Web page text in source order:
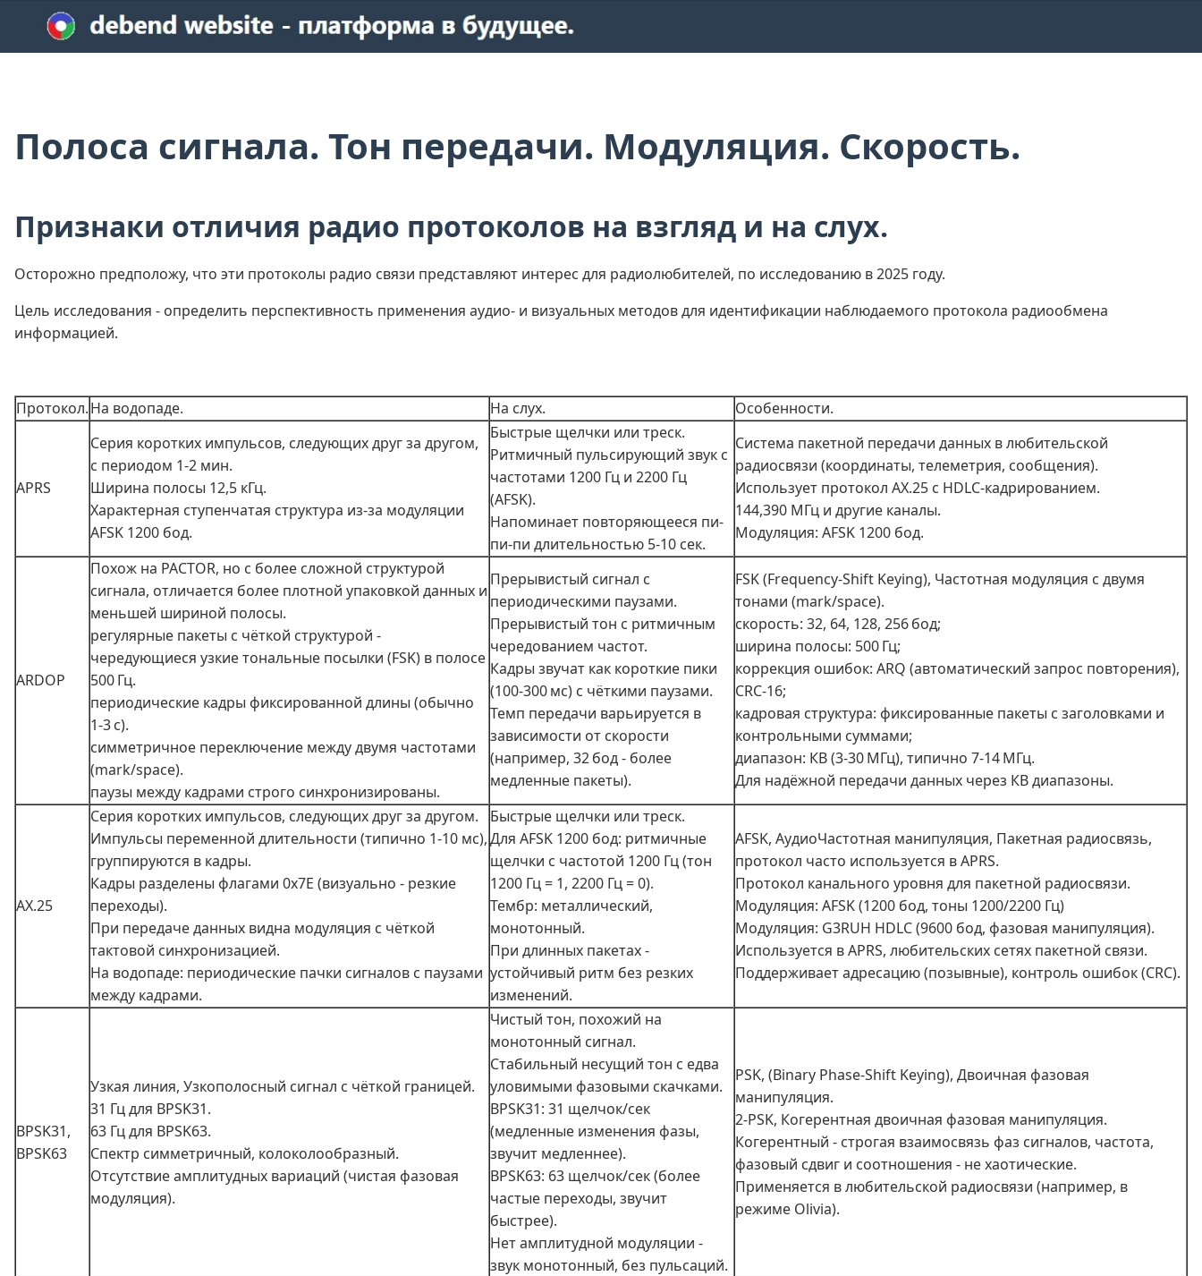
Полоса сигнала. Тон передачи. Модуляция. Скорость.
Признаки отличия радио протоколов на взгляд и на слух.
Осторожно предположу, что эти протоколы радио связи представляют интерес для радиолюбителей, по исследованию в 2025 году.
Цель исследования - определить перспективность применения аудио- и визуальных методов для идентификации наблюдаемого протокола радиообмена
информацией.
Протокол.На водопаде. На слух. Особенности.
APRS
Серия коротких импульсов, следующих друг за другом,
с периодом 1-2 мин.
Ширина полосы 12,5 кГц.
Характерная ступенчатая структура из-за модуляции
AFSK 1200 бод.
Быстрые щелчки или треск.
Ритмичный пульсирующий звук с
частотами 1200 Гц и 2200 Гц
(AFSK).
Напоминает повторяющееся пи-
пи-пи длительностью 5-10 сек.
Система пакетной передачи данных в любительской
радиосвязи (координаты, телеметрия, сообщения).
Использует протокол AX.25 с HDLC-кадрированием.
144,390 МГц и другие каналы.
Модуляция: AFSK 1200 бод.
ARDOP
Похож на PACTOR, но с более сложной структурой
сигнала, отличается более плотной упаковкой данных и
меньшей шириной полосы.
регулярные пакеты с чёткой структурой -
чередующиеся узкие тональные посылки (FSK) в полосе
500 Гц.
периодические кадры фиксированной длины (обычно
1-3 с).
симметричное переключение между двумя частотами
(mark/space).
паузы между кадрами строго синхронизированы.
Прерывистый сигнал с
периодическими паузами.
Прерывистый тон с ритмичным
чередованием частот.
Кадры звучат как короткие пики
(100-300 мс) с чёткими паузами.
Темп передачи варьируется в
зависимости от скорости
(например, 32 бод - более
медленные пакеты).
FSK (Frequency-Shift Keying), Частотная модуляция с двумя
тонами (mark/space).
скорость: 32, 64, 128, 256 бод;
ширина полосы: 500 Гц;
коррекция ошибок: ARQ (автоматический запрос повторения),
CRC-16;
кадровая структура: фиксированные пакеты с заголовками и
контрольными суммами;
диапазон: КВ (3-30 МГц), типично 7-14 МГц.
Для надёжной передачи данных через КВ диапазоны.
AX.25
Серия коротких импульсов, следующих друг за другом.
Импульсы переменной длительности (типично 1-10 мс),
группируются в кадры.
Кадры разделены флагами 0x7E (визуально - резкие
переходы).
При передаче данных видна модуляция с чёткой
тактовой синхронизацией.
На водопаде: периодические пачки сигналов с паузами
между кадрами.
Быстрые щелчки или треск.
Для AFSK 1200 бод: ритмичные
щелчки с частотой 1200 Гц (тон
1200 Гц = 1, 2200 Гц = 0).
Тембр: металлический,
монотонный.
При длинных пакетах -
устойчивый ритм без резких
изменений.
AFSK, АудиоЧастотная манипуляция, Пакетная радиосвязь,
протокол часто используется в APRS.
Протокол канального уровня для пакетной радиосвязи.
Модуляция: AFSK (1200 бод, тоны 1200/2200 Гц)
Модуляция: G3RUH HDLC (9600 бод, фазовая манипуляция).
Используется в APRS, любительских сетях пакетной связи.
Поддерживает адресацию (позывные), контроль ошибок (CRC).
BPSK31,
BPSK63
Узкая линия, Узкополосный сигнал с чёткой границей.
31 Гц для BPSK31.
63 Гц для BPSK63.
Спектр симметричный, колоколообразный.
Отсутствие амплитудных вариаций (чистая фазовая
модуляция).
Чистый тон, похожий на
монотонный сигнал.
Стабильный несущий тон с едва
уловимыми фазовыми скачками.
BPSK31: 31 щелчок/сек
(медленные изменения фазы,
звучит медленнее).
BPSK63: 63 щелчок/сек (более
частые переходы, звучит
быстрее).
Нет амплитудной модуляции -
звук монотонный, без пульсаций.
PSK, (Binary Phase-Shift Keying), Двоичная фазовая
манипуляция.
2-PSK, Когерентная двоичная фазовая манипуляция.
Когерентный - строгая взаимосвязь фаз сигналов, частота,
фазовый сдвиг и соотношения - не хаотические.
Применяется в любительской радиосвязи (например, в
режиме Olivia).